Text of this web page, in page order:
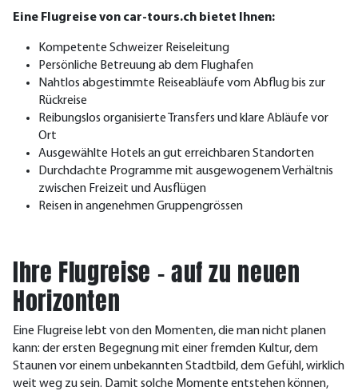
Eine Flugreise von car-tours.ch bietet Ihnen:
Kompetente Schweizer Reiseleitung
Persönliche Betreuung ab dem Flughafen
Nahtlos abgestimmte Reiseabläufe vom Abflug bis zur
Rückreise
Reibungslos organisierte Transfers und klare Abläufe vor
Ort
Ausgewählte Hotels an gut erreichbaren Standorten
Durchdachte Programme mit ausgewogenem Verhältnis
zwischen Freizeit und Ausflügen
Reisen in angenehmen Gruppengrössen
Ihre Flugreise – auf zu neuen
Horizonten
Eine Flugreise lebt von den Momenten, die man nicht planen
kann: der ersten Begegnung mit einer fremden Kultur, dem
Staunen vor einem unbekannten Stadtbild, dem Gefühl, wirklich
weit weg zu sein. Damit solche Momente entstehen können,